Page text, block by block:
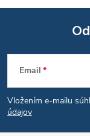
Z
á
p
Email
Vložením e-mailu
údajov